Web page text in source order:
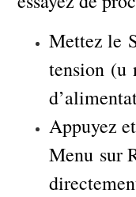
Mettez le
tension (u
Appuyez
Menu sur